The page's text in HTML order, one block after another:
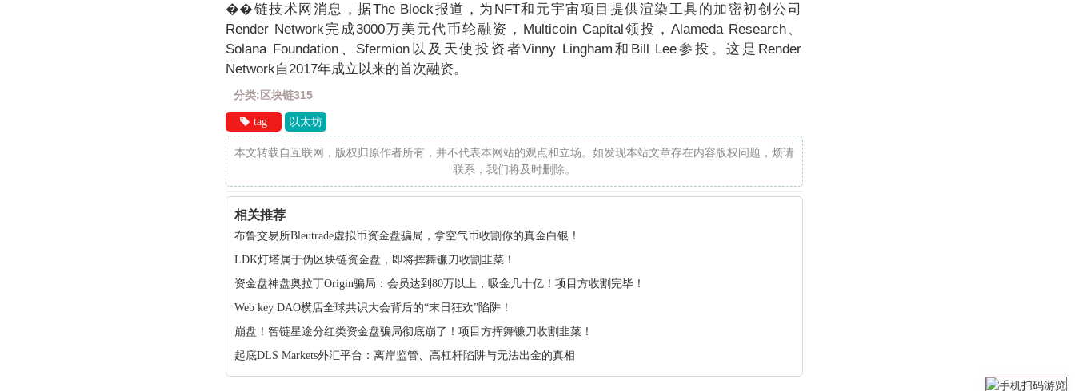
��链技术网消息，据The Block报道，为NFT和元宇宙项目提供渲染工具的加密初创公司
Render Network完成3000万美元代币轮融资，Multicoin Capital领投，Alameda Research、
Solana Foundation、Sfermion以及天使投资者Vinny Lingham和Bill Lee参投。这是Render
Network自2017年成立以来的首次融资。
分类:区块链315
tag 以太坊
本文转载自互联网，版权归原作者所有，并不代表本网站的观点和立场。如发现本站文章存在内容版权问题，烦请
联系，我们将及时删除。
相关推荐
布鲁交易所Bleutrade虚拟币资金盘骗局，拿空气币收割你的真金白银！
LDK灯塔属于伪区块链资金盘，即将挥舞镰刀收割韭菜！
资金盘神盘奥拉丁Origin骗局：会员达到80万以上，吸金几十亿！项目方收割完毕！
Web key DAO横店全球共识大会背后的“末日狂欢”陷阱！
崩盘！智链星途分红类资金盘骗局彻底崩了！项目方挥舞镰刀收割韭菜！
起底DLS Markets外汇平台：离岸监管、高杠杆陷阱与无法出金的真相